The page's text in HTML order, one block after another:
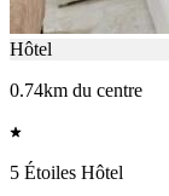
Hôtel
0.74km du centre
5 Étoiles Hôtel